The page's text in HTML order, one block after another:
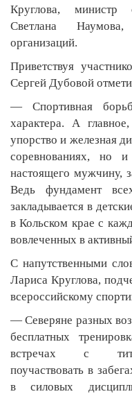
Круглова, министр
Светлана Наумова,
организаций.
Приветствуя
Сергей Дубовой
— Спортивная
характера. А
упорство и железная
соревнованиях, но
настоящего мужчину,
Ведь фундамент
закладывается в
в Кольском крае с
вовлеченных в
С напутственными
Лариса Круглова,
всероссийскому
— Северяне разных
бесплатных
встречах с
поучаствовать в
в силовых